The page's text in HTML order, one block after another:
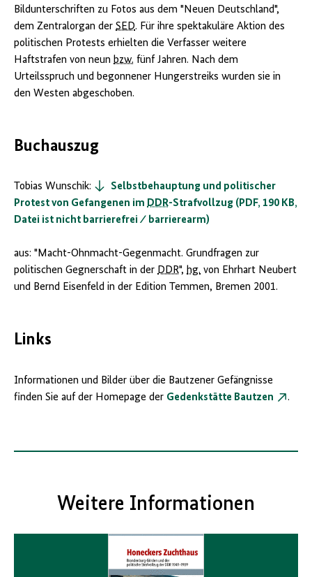
Bildunterschriften zu Fotos aus dem "Neuen Deutschland",
dem Zentralorgan der SED. Für ihre spektakuläre Aktion des
politischen Protests erhielten die Verfasser weitere
Haftstrafen von neun bzw. fünf Jahren. Nach dem
Urteilsspruch und begonnener Hungerstreiks wurden sie in
den Westen abgeschoben.
Buchauszug
Tobias Wunschik:
Selbstbehauptung und politischer
Protest von Gefangenen im DDR-Strafvollzug (PDF, 190 KB,
Datei ist nicht barrierefrei ⁄ barrierearm)
aus: "Macht-Ohnmacht-Gegenmacht. Grundfragen zur
politischen Gegnerschaft in der DDR", hg. von Ehrhart Neubert
und Bernd Eisenfeld in der Edition Temmen, Bremen 2001.
Links
Informationen und Bilder über die Bautzener Gefängnisse
finden Sie auf der Homepage der Gedenkstätte Bautzen .
Weitere Informationen